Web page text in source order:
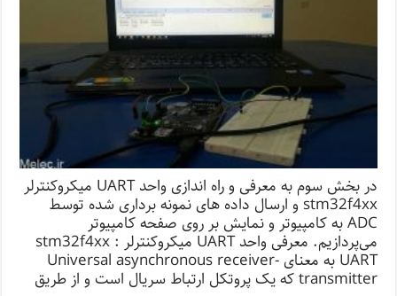
در بخش سوم به معرفی و راه اندازی واحد UART میکروکنترلر
stm32f4xx و ارسال داده های نمونه برداری شده توسط
ADC به کامپیوتر و نمایش بر روی صفحه کامپیوتر
می‌پردازیم. معرفی واحد UART میکروکنترلر stm32f4xx :
UART به معنای Universal asynchronous receiver-
transmitter که یک پروتکل ارتباط سریال است و از طریق